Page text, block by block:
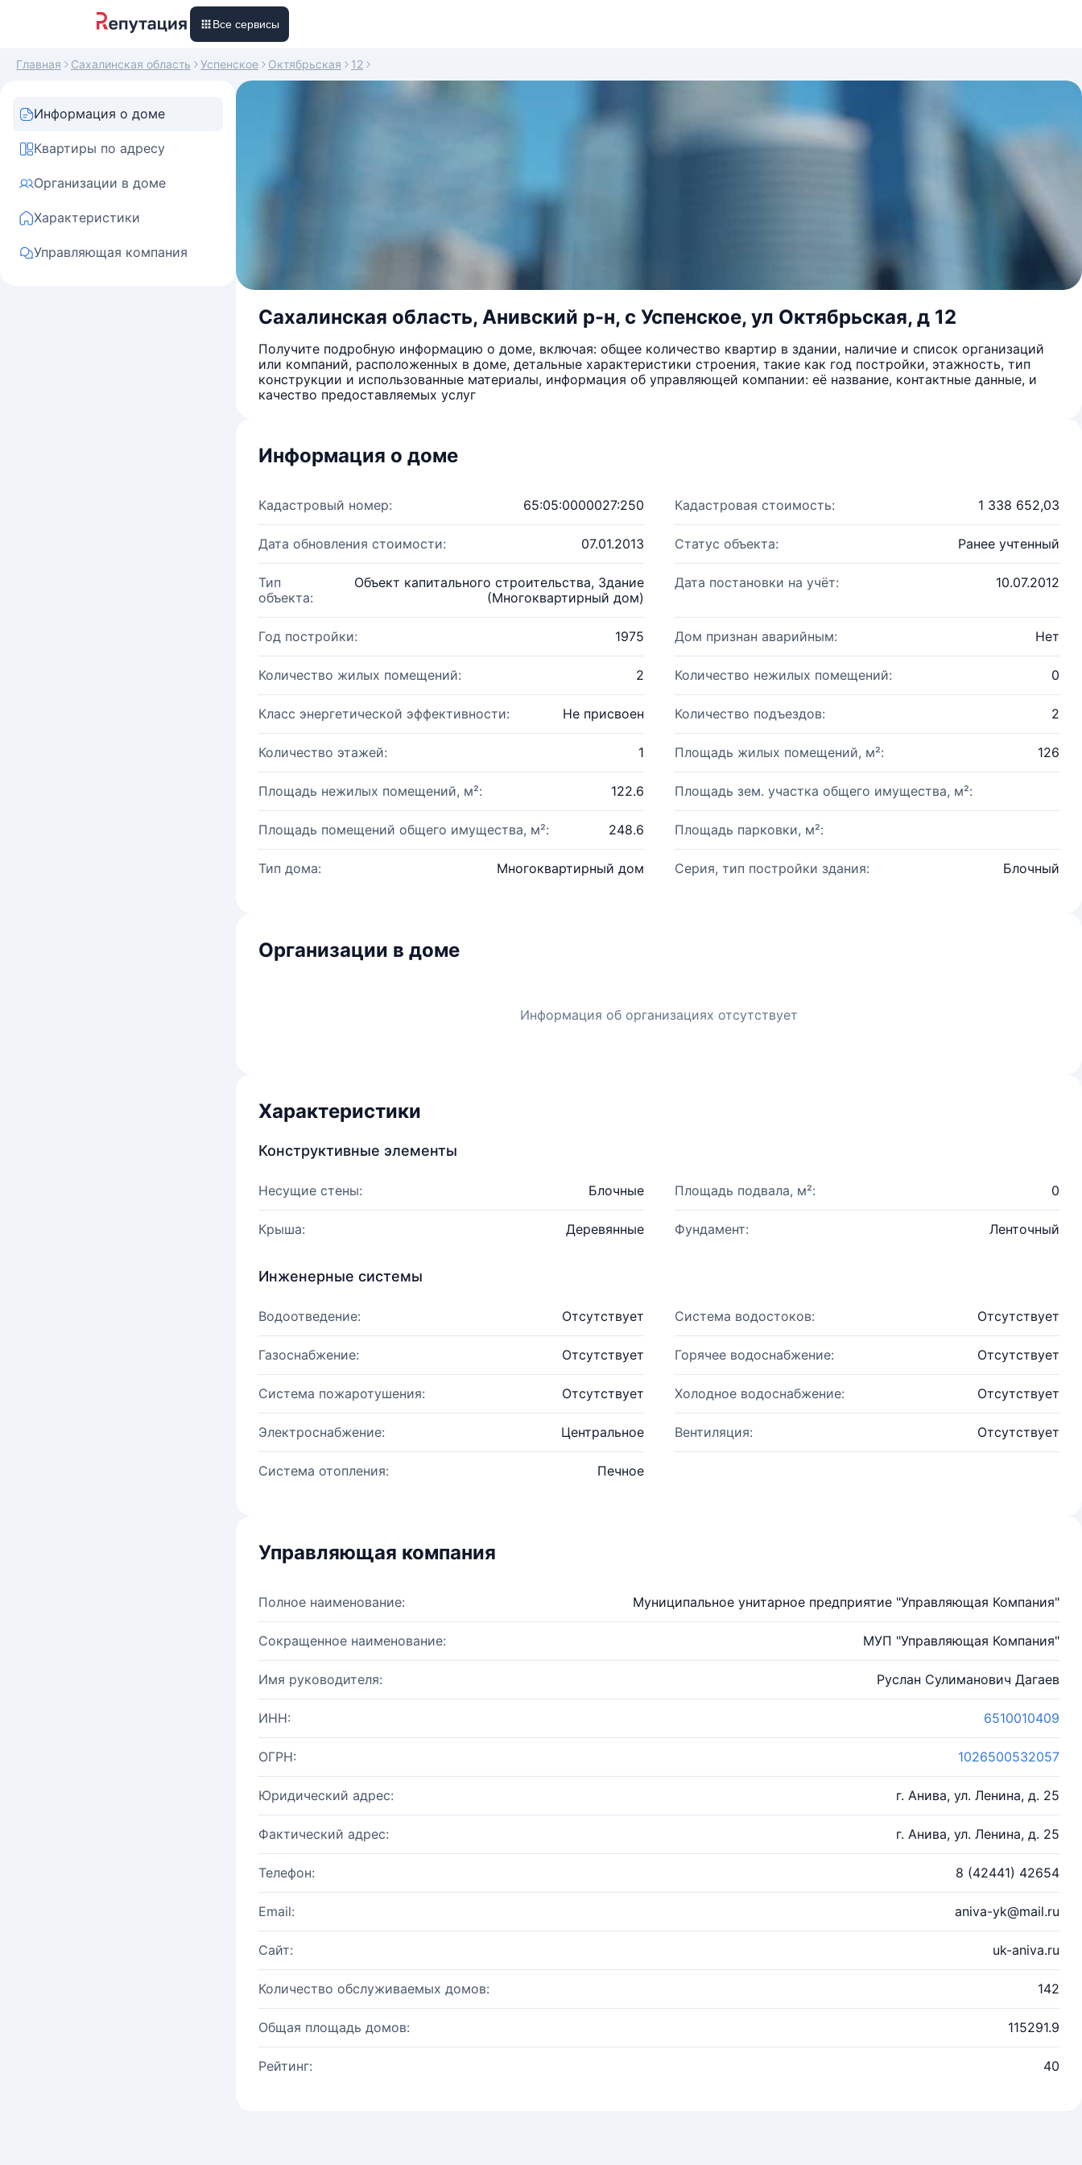
Все сервисы
Главная Сахалинская область Успенское Октябрьская 12
Информация о доме
Квартиры по адресу
Организации в доме
Характеристики
Управляющая компания
Сахалинская область, Анивский р-н, с Успенское, ул Октябрьская, д 12
Получите подробную информацию о доме, включая: общее количество квартир в здании, наличие и список организаций
или компаний, расположенных в доме, детальные характеристики строения, такие как год постройки, этажность, тип
конструкции и использованные материалы, информация об управляющей компании: её название, контактные данные, и
качество предоставляемых услуг
Информация о доме
Кадастровый номер: 65:05:0000027:250 Кадастровая стоимость: 1 338 652,03
Дата обновления стоимости: 07.01.2013 Статус объекта: Ранее учтенный
Тип
объекта:
Объект капитального строительства, Здание
(Многоквартирный дом)
Дата постановки на учёт: 10.07.2012
Год постройки: 1975 Дом признан аварийным: Нет
Количество жилых помещений: 2 Количество нежилых помещений: 0
Класс энергетической эффективности: Не присвоен Количество подъездов: 2
Количество этажей: 1 Площадь жилых помещений, м²: 126
Площадь нежилых помещений, м²: 122.6 Площадь зем. участка общего имущества, м²:
Площадь помещений общего имущества, м²: 248.6 Площадь парковки, м²:
Тип дома: Многоквартирный дом Серия, тип постройки здания: Блочный
Организации в доме
Информация об организациях отсутствует
Характеристики
Конструктивные элементы
Несущие стены: Блочные Площадь подвала, м²: 0
Крыша: Деревянные Фундамент: Ленточный
Инженерные системы
Водоотведение: Отсутствует Система водостоков: Отсутствует
Газоснабжение: Отсутствует Горячее водоснабжение: Отсутствует
Система пожаротушения: Отсутствует Холодное водоснабжение: Отсутствует
Электроснабжение: Центральное Вентиляция: Отсутствует
Система отопления: Печное
Управляющая компания
Полное наименование: Муниципальное унитарное предприятие "Управляющая Компания"
Сокращенное наименование: МУП "Управляющая Компания"
Имя руководителя: Руслан Сулиманович Дагаев
ИНН: 6510010409
ОГРН: 1026500532057
Юридический адрес: г. Анива, ул. Ленина, д. 25
Фактический адрес: г. Анива, ул. Ленина, д. 25
Телефон: 8 (42441) 42654
Email: aniva-yk@mail.ru
Сайт: uk-aniva.ru
Количество обслуживаемых домов: 142
Общая площадь домов: 115291.9
Рейтинг: 40